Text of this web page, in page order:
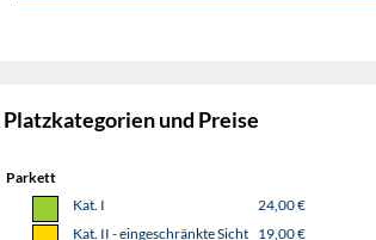
Platzkategorien und Preise
Parkett
Kat. I
24,00 €
Kat. II - eingeschränkte Sicht 19,00 €